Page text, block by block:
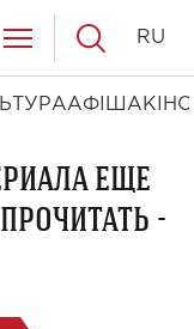
АФІША КІНО
RU
ЕЩЕ
-